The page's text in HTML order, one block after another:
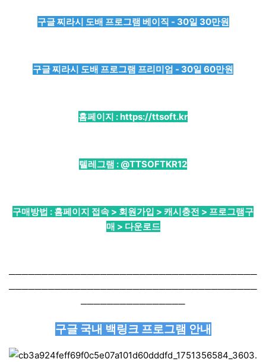
구글 찌라시 도배 프로그램 베이직 - 30일 30만원
구글 찌라시 도배 프로그램 프리미엄 - 30일 60만원
홈페이지 :https://ttsoft.kr
텔레그램 : @TTSOFTKR12
구매방법 : 홈페이지 접속 > 회원가입 > 캐시충전 > 프로그램구
매 > 다운로드
──────────────────────────────────────
──────────────────────────────────────
────────────────
구글 국내 백링크 프로그램 안내